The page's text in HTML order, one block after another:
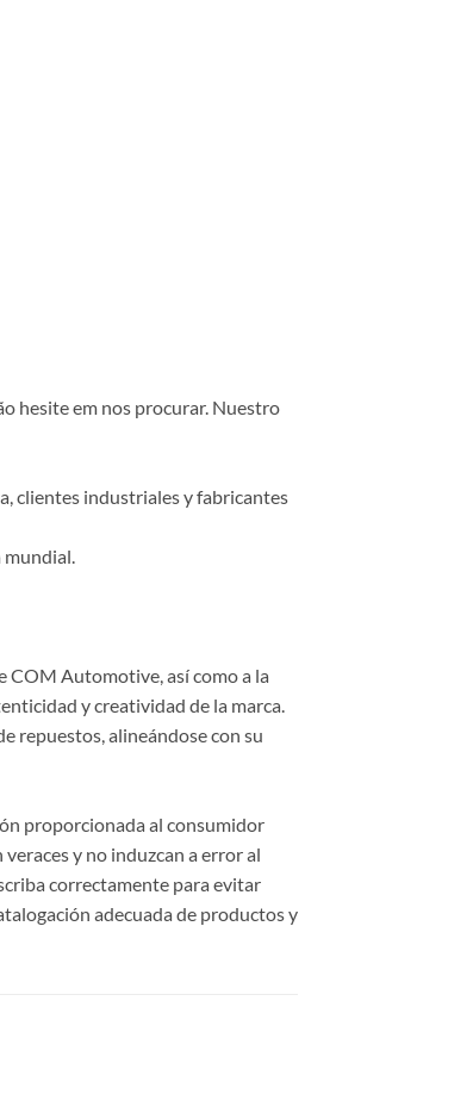
hesite em nos procurar. Nuestro
clientes industriales y fabricantes
mundial.
COM Automotive, así como a la
y creatividad de la marca.
repuestos, alineándose con su
proporcionada al consumidor
y no induzcan a error al
correctamente para evitar
adecuada de productos y